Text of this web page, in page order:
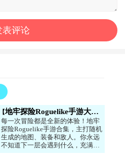
地牢探险Roguelike手游大全
每一次冒险都是全新的体验！地牢
探险Roguelike手游合集，主打随机
生成的地图、装备和敌人。你永远
不知道下一层会遇到什么，充满了
未知和挑战。游戏节奏紧凑，死亡